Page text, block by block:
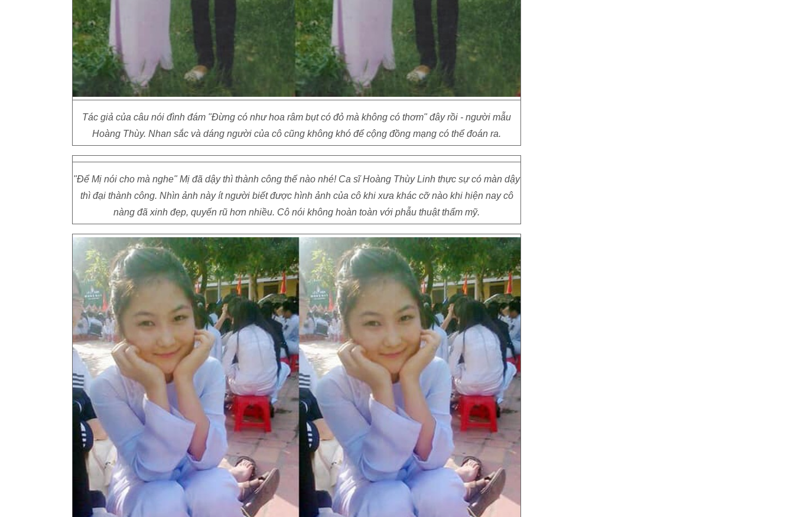
Tác giả của câu nói đình đám "Đừng có như hoa râm bụt có đỏ mà không có thơm" đây rồi - người mẫu
Hoàng Thùy. Nhan sắc và dáng người của cô cũng không khó để cộng đồng mạng có thể đoán ra.
"Để Mị nói cho mà nghe" Mị đã dậy thì thành công thế nào nhé! Ca sĩ Hoàng Thùy Linh thực sự có màn dậy
thì đại thành công. Nhìn ảnh này ít người biết được hình ảnh của cô khi xưa khác cỡ nào khi hiện nay cô
nàng đã xinh đẹp, quyến rũ hơn nhiều. Cô nói không hoàn toàn với phẫu thuật thẩm mỹ.